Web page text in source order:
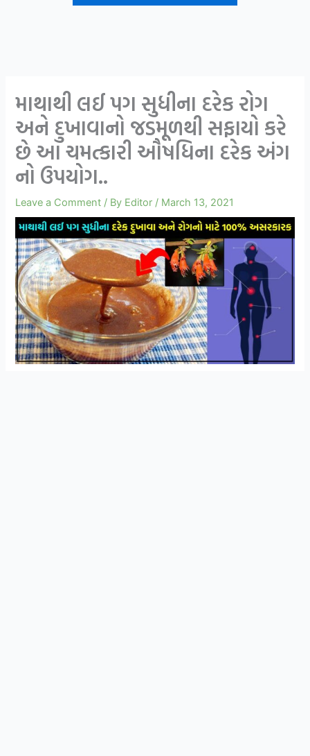
માથાથી લઈ પગ સુધીના દરેક રોગ
અને દુખાવાનો જડમૂળથી સફાયો કરે
છે આ ચમત્કારી ઔષધિના દરેક અંગ
નો ઉપયોગ..
Leave a Comment / By Editor / March 13, 2021